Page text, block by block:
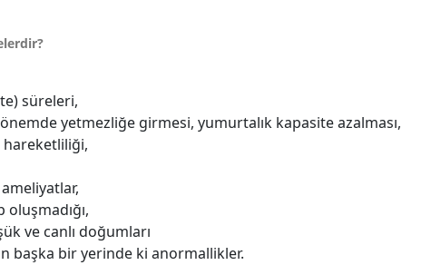
süreleri,
yetmezliğe girmesi, yumurtalık kapasite azalması,
hareketliliği,
ve canlı doğumları
başka bir yerinde ki anormallikler.